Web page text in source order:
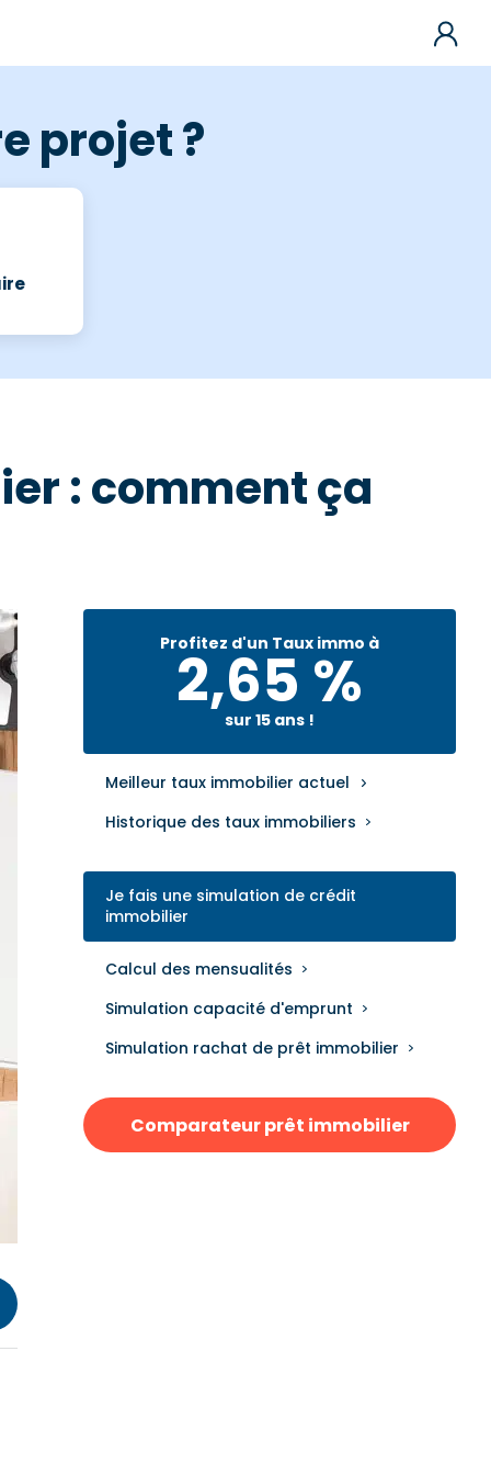
projet ?
: comment ça
Profitez d'un Taux immo à
2,65 %
sur 15 ans !
Meilleur taux immobilier actuel
Historique des taux immobiliers
Je fais une simulation de crédit
immobilier
Calcul des mensualités
Simulation capacité d'emprunt
Simulation rachat de prêt immobilier
Comparateur prêt immobilier